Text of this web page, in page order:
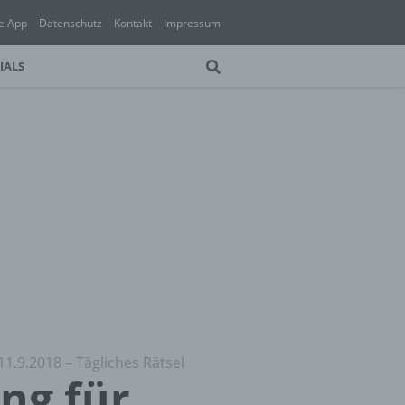
App Datenschutz Kontakt Impressum
– Tägliches Rätsel